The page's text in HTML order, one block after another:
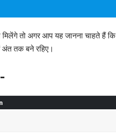
तो अगर आप यह जानना चाहते हैं कि
तक बने रहिए।